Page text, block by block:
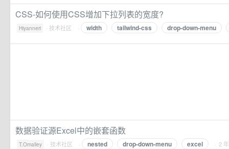
CSS-如何使用CSS增加下拉列表的宽度?
Hiyanneri · 技术社区 · width tailwind-css drop-down-menu
数据验证源Excel中的嵌套函数
T.Omalley · 技术社区 · nested drop-down-menu excel · 2